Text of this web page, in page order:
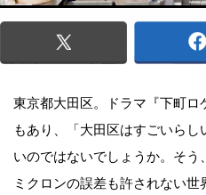
東京都大田区。ドラマ『下町ロ
もあり、「大田区はすごいら
いのではないでしょうか。そう
ミクロンの誤差も許されない